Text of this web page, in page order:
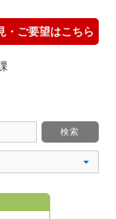
・ご要望はこちら